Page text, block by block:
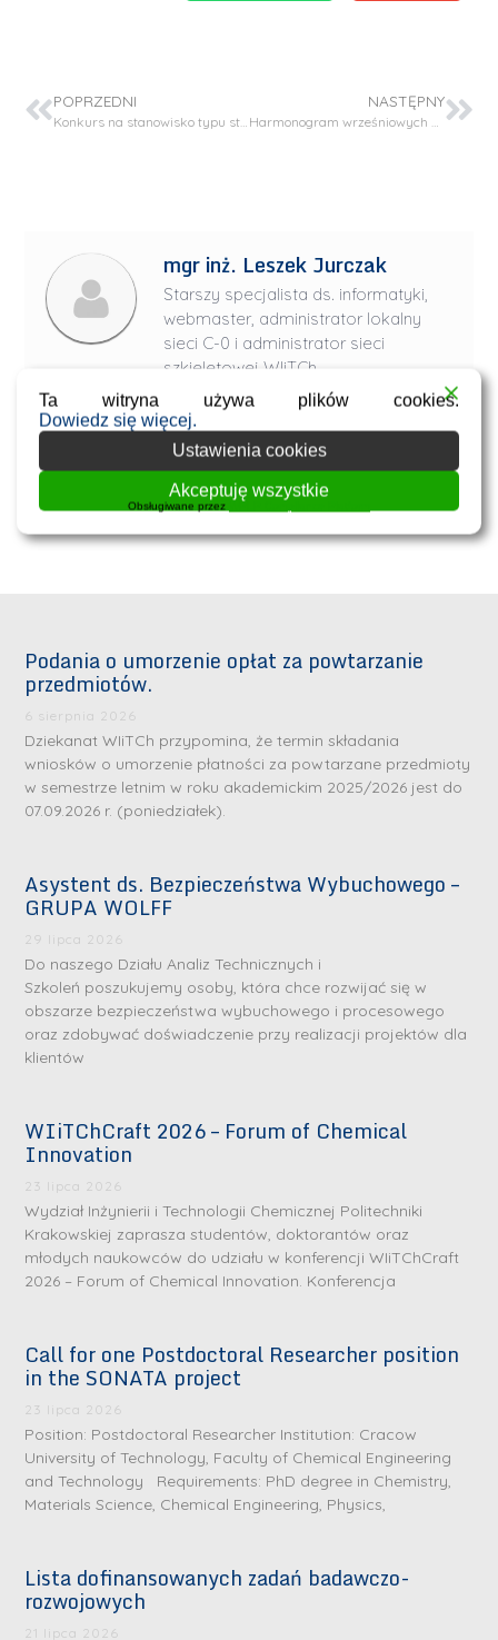
POPRZEDNI
Konkurs na stanowisko typu student – wykonawca analiz w projekcie finansowanym ze środków Narodowego Centrum Badań i Rozwoju LIDER13/0156/2022
NASTĘPNY
Harmonogram wrześniowych egzaminów dyplomowych
mgr inż. Leszek Jurczak
Starszy specjalista ds. informatyki,
webmaster, administrator lokalny
sieci C-0 i administrator sieci
szkieletowej WIiTCh.
Kontakt:leszek.jurczak@pk.edu.pl,
tel.: +48 12 628 27 05
Wszystkie wpisy
Podania o umorzenie opłat za powtarzanie
przedmiotów.
6 sierpnia 2026
Dziekanat WIiTCh przypomina, że termin składania
wniosków o umorzenie płatności za powtarzane przedmioty
w semestrze letnim w roku akademickim 2025/2026 jest do
07.09.2026 r. (poniedziałek).
Asystent ds. Bezpieczeństwa Wybuchowego –
GRUPA WOLFF
29 lipca 2026
Do naszego Działu Analiz Technicznych i
Szkoleń poszukujemy osoby, która chce rozwijać się w
obszarze bezpieczeństwa wybuchowego i procesowego
oraz zdobywać doświadczenie przy realizacji projektów dla
klientów
WIiTChCraft 2026 – Forum of Chemical
Innovation
23 lipca 2026
Wydział Inżynierii i Technologii Chemicznej Politechniki
Krakowskiej zaprasza studentów, doktorantów oraz
młodych naukowców do udziału w konferencji WIiTChCraft
2026 – Forum of Chemical Innovation. Konferencja
Call for one Postdoctoral Researcher position
in the SONATA project
23 lipca 2026
Position: Postdoctoral Researcher Institution: Cracow
University of Technology, Faculty of Chemical Engineering
and Technology Requirements: PhD degree in Chemistry,
Materials Science, Chemical Engineering, Physics,
Lista dofinansowanych zadań badawczo-
rozwojowych
21 lipca 2026
Ta witryna używa plików cookies.
Dowiedz się więcej.
Ustawienia cookies
Akceptuję wszystkie
Obsługiwane przez WPLP Compliance Platform